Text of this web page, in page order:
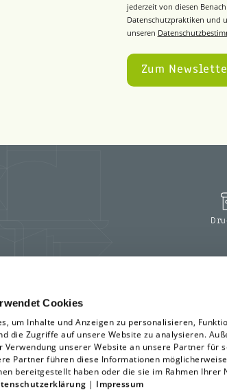
Cookies
um Inhalte und Anzeigen zu personalisieren,
die Zugriffe auf unsere Website zu analysieren.
Verwendung unserer Website an unsere Partner für
Partner führen diese Informationen
bereitgestellt haben oder die sie im Rahmen Ihrer
| Impressum
jederzeit von diesen
Datenschutzpraktiken und
unseren